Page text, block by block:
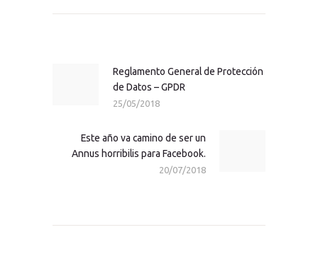
entradasPrevious
post:
Reglamento General de Protección
de Datos – GPDR
25/05/2018
Este año va camino de ser un
Annus horribilis para Facebook.
20/07/2018